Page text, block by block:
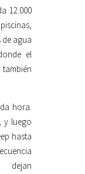
12.000
agua
el
hora.
y luego
hasta
dejan